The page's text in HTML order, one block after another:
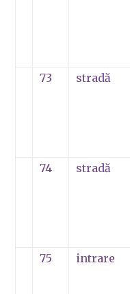
73 stradă
74 stradă
75 intrare